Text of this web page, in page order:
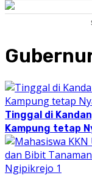
Tinggal di
Kampung tetap